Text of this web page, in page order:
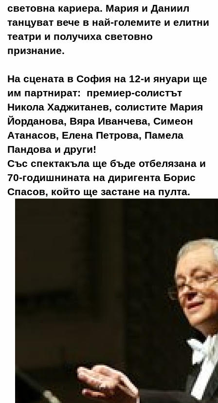
световна кариера. Мария и Даниил
танцуват вече в най-големите и елитни
театри и получиха световно
признание.
На сцената в София на 12-и януари ще
им партнират: премиер-солистът
Никола Хаджитанев, солистите Мария
Йорданова, Вяра Иванчева, Симеон
Атанасов, Елена Петрова, Памела
Пандова и други!
Със спектакъла ще бъде отбелязана и
70-годишнината на диригента Борис
Спасов, който ще застане на пулта.